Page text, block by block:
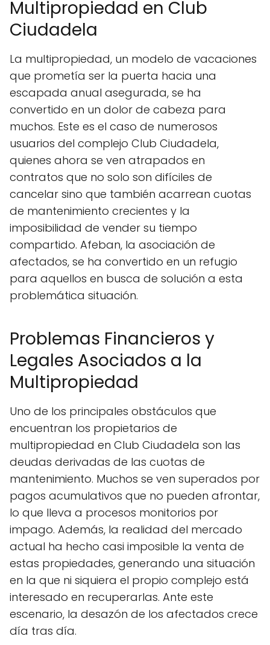
Multipropiedad en Club
Ciudadela
La multipropiedad, un modelo de vacaciones
que prometía ser la puerta hacia una
escapada anual asegurada, se ha
convertido en un dolor de cabeza para
muchos. Este es el caso de numerosos
usuarios del complejo Club Ciudadela,
quienes ahora se ven atrapados en
contratos que no solo son difíciles de
cancelar sino que también acarrean cuotas
de mantenimiento crecientes y la
imposibilidad de vender su tiempo
compartido. Afeban, la asociación de
afectados, se ha convertido en un refugio
para aquellos en busca de solución a esta
problemática situación.
Problemas Financieros y
Legales Asociados a la
Multipropiedad
Uno de los principales obstáculos que
encuentran los propietarios de
multipropiedad en Club Ciudadela son las
deudas derivadas de las cuotas de
mantenimiento. Muchos se ven superados por
pagos acumulativos que no pueden afrontar,
lo que lleva a procesos monitorios por
impago. Además, la realidad del mercado
actual ha hecho casi imposible la venta de
estas propiedades, generando una situación
en la que ni siquiera el propio complejo está
interesado en recuperarlas. Ante este
escenario, la desazón de los afectados crece
día tras día.